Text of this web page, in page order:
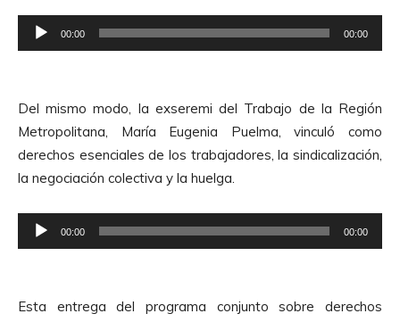
o
A
u
d
i
e
o
d
u
c
t
e
00:00 00:00
Del mismo modo, la exseremi del Trabajo de la Región
Metropolitana, María Eugenia Puelma, vinculó como
derechos esenciales de los trabajadores, la sindicalización,
la negociación colectiva y la huelga.
e
o
00:00 00:00
Esta entrega del programa conjunto sobre derechos